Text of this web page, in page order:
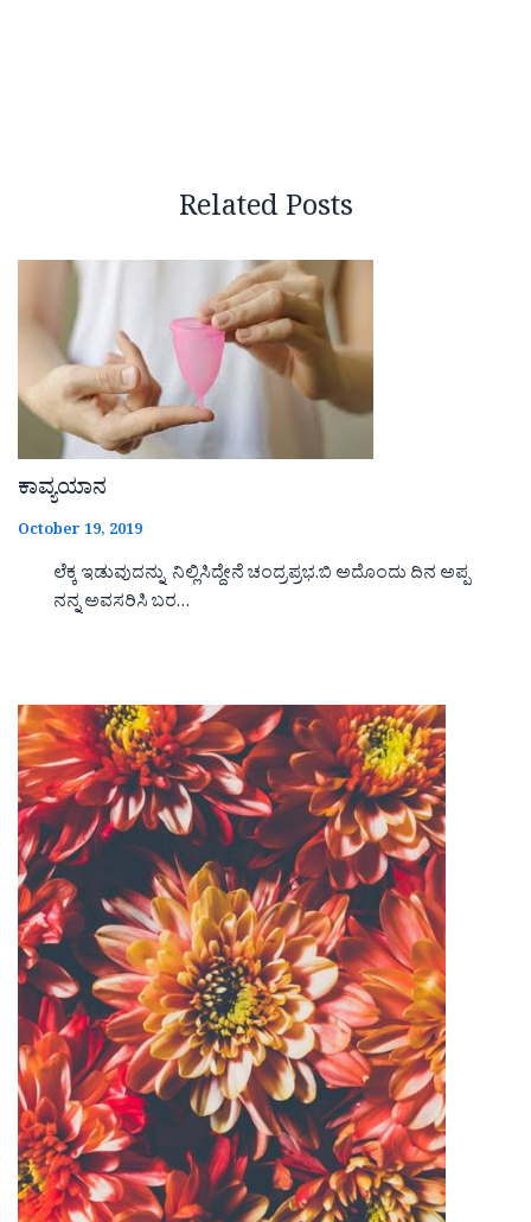
Related Posts
ಕಾವ್ಯಯಾನ
October 19, 2019
ಲೆಕ್ಕ ಇಡುವುದನ್ನು ನಿಲ್ಲಿಸಿದ್ದೇನೆ ಚಂದ್ರಪ್ರಭ.ಬಿ ಅದೊಂದು ದಿನ ಅಪ್ಪ
ನನ್ನ ಅವಸರಿಸಿ ಬರ…